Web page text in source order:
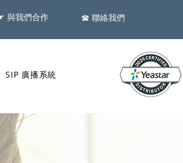
與我們合作 ​☎ 聯絡我們
SIP 廣播系統